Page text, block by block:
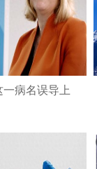
病名误导上